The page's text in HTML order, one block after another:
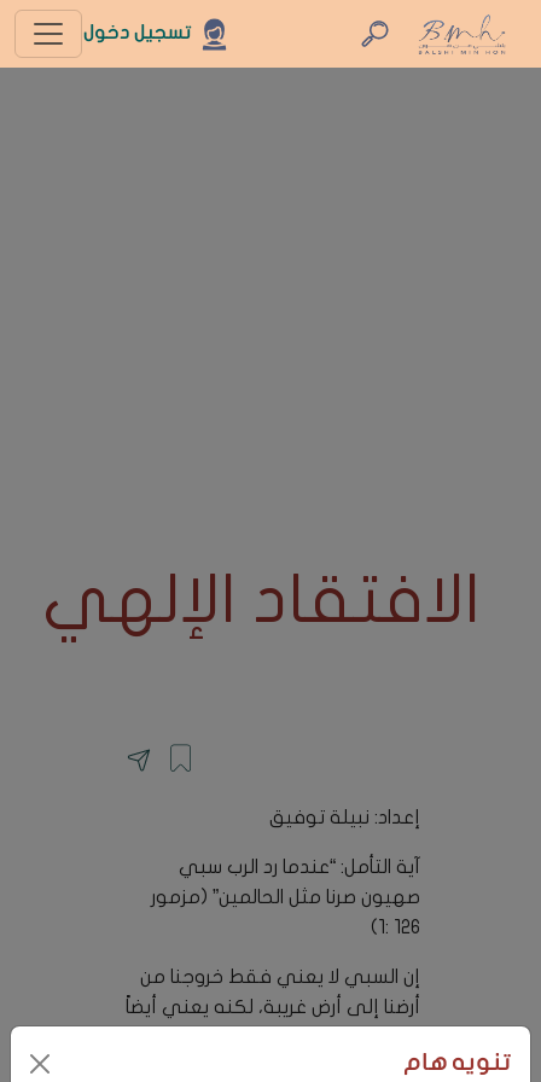
تسجيل دخول
الافتقاد الإلهي
إعداد: نبيلة توفيق
آية التأمل: “عندما رد الرب سبي
صهيون صرنا مثل الحالمين” (مزمور
126 :1)
إن السبي لا يعني فقط خروجنا من
أرضنا إلى أرض غريبة، لكنه يعني أيضاً
الصحة إلى المرض, ومن القوةتنويه هام